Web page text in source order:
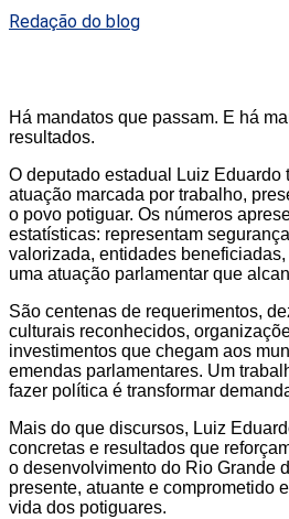
Redação do blog
Há mandatos que passam. E há
resultados.
O deputado estadual Luiz Eduardo
atuação marcada por trabalho,
o povo potiguar. Os números
estatísticas: representam
valorizada, entidades
uma atuação parlamentar que
São centenas de requerimentos,
culturais reconhecidos,
investimentos que chegam aos
emendas parlamentares. Um
fazer política é transformar
Mais do que discursos, Luiz
concretas e resultados que
o desenvolvimento do Rio Grande
presente, atuante e comprometido
vida dos potiguares.